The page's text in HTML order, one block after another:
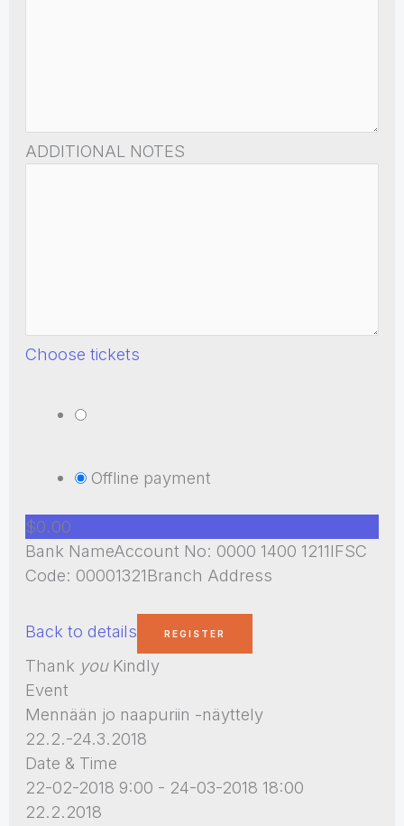
ADDITIONAL NOTES
Choose tickets
Offline payment
$0.00
Bank NameAccount No: 0000 1400 1211IFSC
Code: 00001321Branch Address
Back to details
Thank youKindly
Event
Mennään jo naapuriin -näyttely
22.2.-24.3.2018
Date & Time
22-02-2018 9:00 - 24-03-2018 18:00
22.2.2018